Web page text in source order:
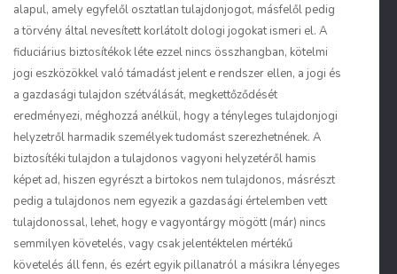
alapul, amely egyfelől osztatlan tulajdonjogot, másfelől pedig
a törvény által nevesített korlátolt dologi jogokat ismeri el. A
fiduciárius biztosítékok léte ezzel nincs összhangban, kötelmi
jogi eszközökkel való támadást jelent e rendszer ellen, a jogi és
a gazdasági tulajdon szétválását, megkettőződését
eredményezi, méghozzá anélkül, hogy a tényleges tulajdonjogi
helyzetről harmadik személyek tudomást szerezhetnének. A
biztosítéki tulajdon a tulajdonos vagyoni helyzetéről hamis
képet ad, hiszen egyrészt a birtokos nem tulajdonos, másrészt
pedig a tulajdonos nem egyezik a gazdasági értelemben vett
tulajdonossal, lehet, hogy e vagyontárgy mögött (már) nincs
semmilyen követelés, vagy csak jelentéktelen mértékű
követelés áll fenn, és ezért egyik pillanatról a másikra lényeges